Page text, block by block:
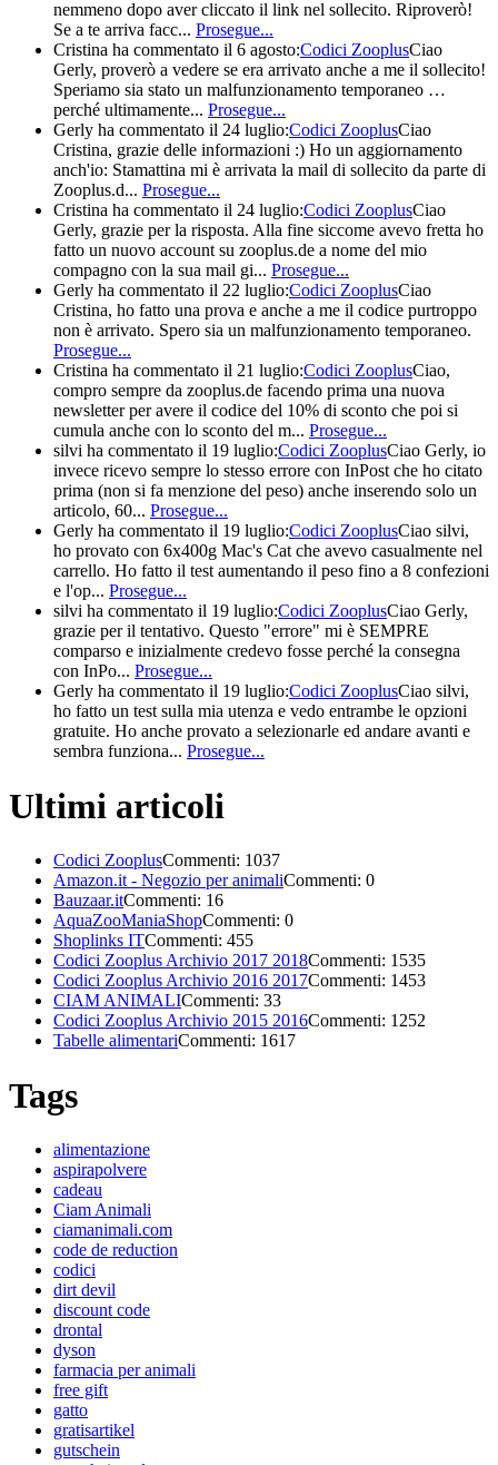
nemmeno dopo aver cliccato il link nel sollecito. Riproverò!
Se a te arriva facc... Prosegue...
Cristina ha commentato il 6 agosto:Codici ZooplusCiao
Gerly, proverò a vedere se era arrivato anche a me il sollecito!
Speriamo sia stato un malfunzionamento temporaneo …
perché ultimamente... Prosegue...
Gerly ha commentato il 24 luglio:Codici ZooplusCiao
Cristina, grazie delle informazioni :) Ho un aggiornamento
anch'io: Stamattina mi è arrivata la mail di sollecito da parte di
Zooplus.d... Prosegue...
Cristina ha commentato il 24 luglio:Codici ZooplusCiao
Gerly, grazie per la risposta. Alla fine siccome avevo fretta ho
fatto un nuovo account su zooplus.de a nome del mio
compagno con la sua mail gi... Prosegue...
Gerly ha commentato il 22 luglio:Codici ZooplusCiao
Cristina, ho fatto una prova e anche a me il codice purtroppo
non è arrivato. Spero sia un malfunzionamento temporaneo.
Prosegue...
Cristina ha commentato il 21 luglio:Codici ZooplusCiao,
compro sempre da zooplus.de facendo prima una nuova
newsletter per avere il codice del 10% di sconto che poi si
cumula anche con lo sconto del m... Prosegue...
silvi ha commentato il 19 luglio:Codici ZooplusCiao Gerly, io
invece ricevo sempre lo stesso errore con InPost che ho citato
prima (non si fa menzione del peso) anche inserendo solo un
articolo, 60... Prosegue...
Gerly ha commentato il 19 luglio:Codici ZooplusCiao silvi,
ho provato con 6x400g Mac's Cat che avevo casualmente nel
carrello. Ho fatto il test aumentando il peso fino a 8 confezioni
e l'op... Prosegue...
silvi ha commentato il 19 luglio:Codici ZooplusCiao Gerly,
grazie per il tentativo. Questo "errore" mi è SEMPRE
comparso e inizialmente credevo fosse perché la consegna
con InPo... Prosegue...
Gerly ha commentato il 19 luglio:Codici ZooplusCiao silvi,
ho fatto un test sulla mia utenza e vedo entrambe le opzioni
gratuite. Ho anche provato a selezionarle ed andare avanti e
sembra funziona... Prosegue...
Ultimi articoli
Codici ZooplusCommenti: 1037
Amazon.it - Negozio per animaliCommenti: 0
Bauzaar.itCommenti: 16
AquaZooManiaShopCommenti: 0
Shoplinks ITCommenti: 455
Codici Zooplus Archivio 2017 2018Commenti: 1535
Codici Zooplus Archivio 2016 2017Commenti: 1453
CIAM ANIMALICommenti: 33
Codici Zooplus Archivio 2015 2016Commenti: 1252
Tabelle alimentariCommenti: 1617
Tags
alimentazione
aspirapolvere
cadeau
Ciam Animali
ciamanimali.com
code de reduction
codici
dirt devil
discount code
drontal
dyson
farmacia per animali
free gift
gatto
gratisartikel
gutschein